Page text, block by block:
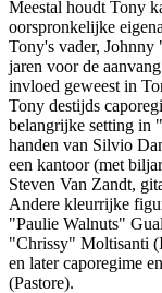
Meestal houdt Tony
oorspronkelijke
Tony's vader,
jaren voor de
invloed geweest in
Tony destijds
belangrijke setting in
handen van Silvio
een kantoor (met
Steven Van Zandt,
Andere kleurrijke
"Paulie Walnuts"
"Chrissy" Moltisanti
en later caporegime
(Pastore).